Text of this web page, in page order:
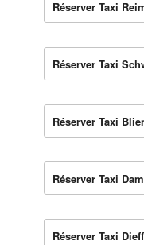
Réserver Taxi
Réserver Taxi
Réserver Taxi
Réserver Taxi
Réserver Taxi